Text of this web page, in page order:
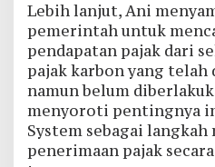
Lebih lanjut, Ani
pemerintah untuk
pendapatan pajak dari
pajak karbon yang telah
namun belum
menyoroti pentingnya
System sebagai
penerimaan pajak